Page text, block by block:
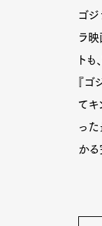
ゴ
ラ
ト
『ゴ
てキ
っ
かる